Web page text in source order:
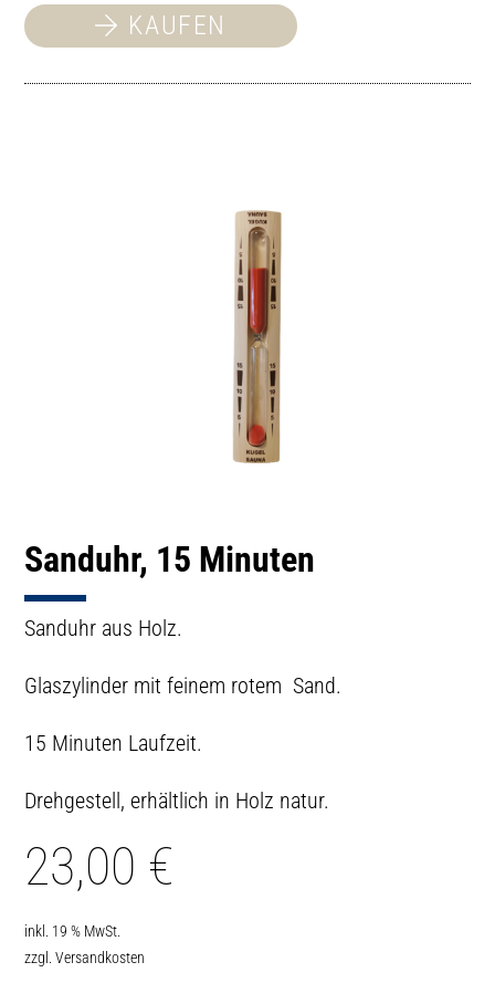
KAUFEN
Sanduhr, 15 Minuten
Sanduhr aus Holz.
Glaszylinder mit feinem rotem Sand.
15 Minuten Laufzeit.
Drehgestell, erhältlich in Holz natur.
23,00 €
inkl. 19 % MwSt.
zzgl.Versandkosten